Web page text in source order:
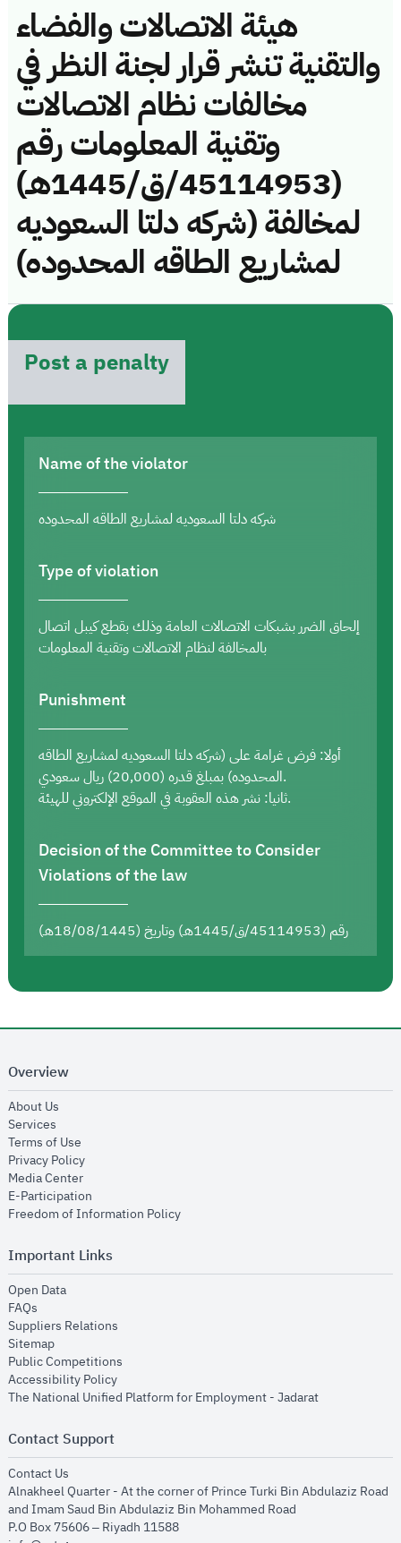
هيئة الاتصالات والفضاء
والتقنية تنشر قرار لجنة النظر في
مخالفات نظام الاتصالات
وتقنية المعلومات رقم
(45114953/ق/1445هـ)
لمخالفة (شركه دلتا السعوديه
لمشاريع الطاقه المحدوده)
Post a penalty
Name of the violator
شركه دلتا السعوديه لمشاريع الطاقه المحدوده
Type of violation
إلحاق الضرر بشبكات الاتصالات العامة وذلك بقطع كيبل اتصال
بالمخالفة لنظام الاتصالات وتقنية المعلومات
Punishment
أولا: فرض غرامة على (شركه دلتا السعوديه لمشاريع الطاقه
المحدوده) بمبلغ قدره (20,000) ريال سعودي.
ثانيا: نشر هذه العقوبة في الموقع الإلكتروني للهيئة.
Decision of the Committee to Consider
Violations of the law
رقم (45114953/ق/1445هـ) وتاريخ (18/08/1445هـ)
Overview
About Us
Services
Terms of Use
Privacy Policyopens in new window
Media Centeropens in new window
E-Participation
Freedom of Information Policyopens in new window
Important Links
Open Dataopens in new window
FAQs
Suppliers Relations
Sitemapopens in new window
Public Competitions
Accessibility Policyopens in new window
The National Unified Platform for Employment - Jadaratopens in new
Contact Support
Contact Us
Alnakheel Quarter - At the corner of Prince Turki Bin Abdulaziz Road
and Imam Saud Bin Abdulaziz Bin Mohammed Road​
P.O Box 75606 – Riyadh 11588